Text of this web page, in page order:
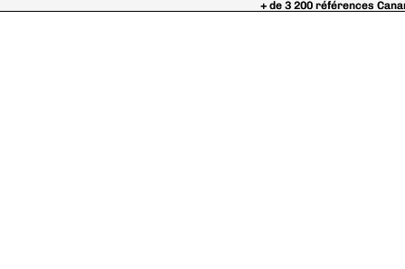
+ de 3 200 références
+ de 3 200 références